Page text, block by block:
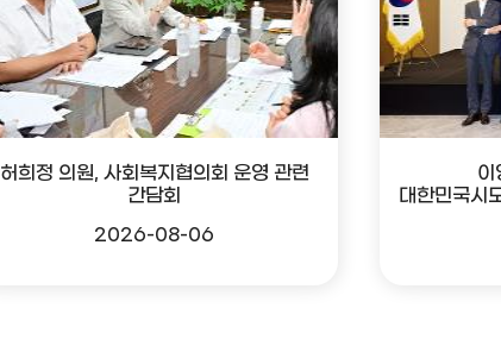
허희정 의원, 사회복지협의회 운영 관련
간담회
2026-08-06
대한민국시